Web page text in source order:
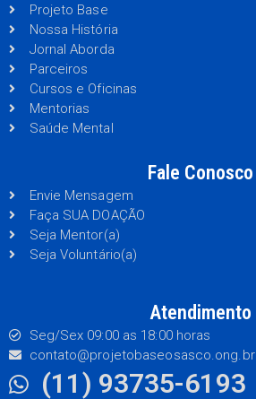
Projeto Base
Nossa História
Jornal Aborda
Parceiros
Cursos e Oficinas
Mentorias
Saúde Mental
Fale Conosco
Envie Mensagem
Faça SUA DOAÇÃO
Seja Mentor(a)
Seja Voluntário(a)
Atendimento
Seg/Sex 09:00 as 18:00 horas
contato@projetobaseosasco.ong.br
(11) 93735-6193